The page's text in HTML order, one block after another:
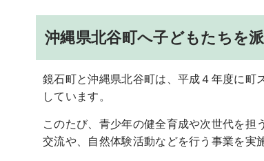
沖縄県北谷町へ子どもたちを
鏡石町と沖縄県北谷町は、平成４年度に町
しています。
このたび、青少年の健全育成や次世代を
交流や、自然体験活動などを行う事業を実